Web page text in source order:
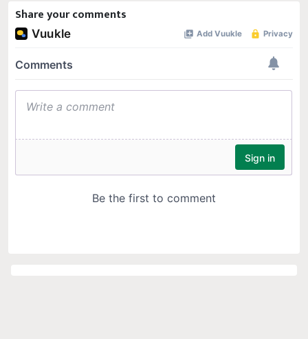
Share your comments